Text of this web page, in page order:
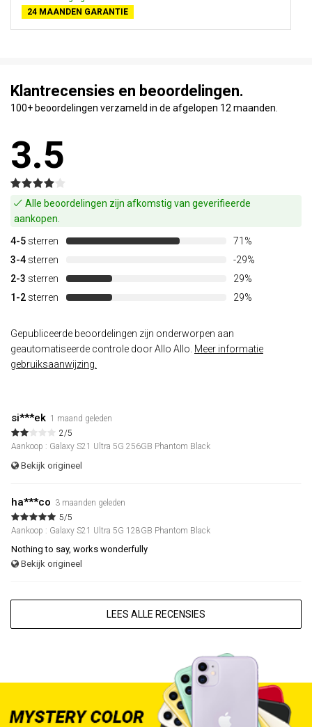
24 MAANDEN GARANTIE
Klantrecensies en beoordelingen.
100+ beoordelingen verzameld in de afgelopen 12 maanden.
3.5
Alle beoordelingen zijn afkomstig van geverifieerde
aankopen.
4-5 sterren
71%
3-4 sterren
-29%
2-3 sterren
29%
1-2 sterren 29%
Gepubliceerde beoordelingen zijn onderworpen aan
geautomatiseerde controle door Allo Allo. Meer informatie
gebruiksaanwijzing.
si***ek 1 maand geleden
2/5
Aankoop : Galaxy S21 Ultra 5G 256GB Phantom Black
Bekijk origineel
ha***co 3 maanden geleden
5/5
Aankoop : Galaxy S21 Ultra 5G 128GB Phantom Black
Nothing to say, works wonderfully
Bekijk origineel
LEES ALLE RECENSIES